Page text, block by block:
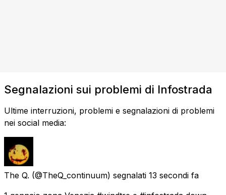
Segnalazioni sui problemi di Infostrada
Ultime interruzioni, problemi e segnalazioni di problemi
nei social media:
The Q. (@TheQ_continuum) segnalati 13 secondi fa